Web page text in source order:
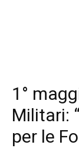
1°
Militari:
per le